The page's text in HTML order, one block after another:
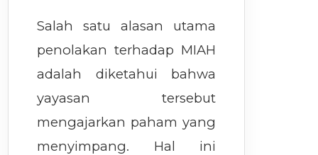
Salah satu alasan utama
penolakan terhadap MIAH
adalah diketahui bahwa
yayasan tersebut
mengajarkan paham yang
menyimpang. Hal ini